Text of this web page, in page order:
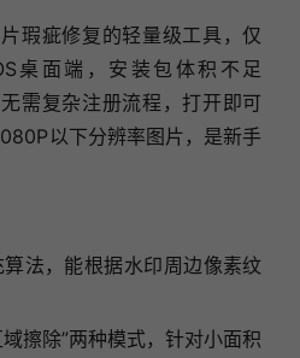
瑕疵修复的轻量级工具，仅
桌面端，安装包体积不足
需复杂注册流程，打开即可
以下分辨率图片，是新手
法，能根据水印周边像素纹
域擦除”两种模式，针对小面积